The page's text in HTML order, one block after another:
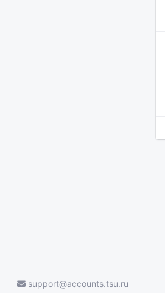
support@accounts.tsu.ru